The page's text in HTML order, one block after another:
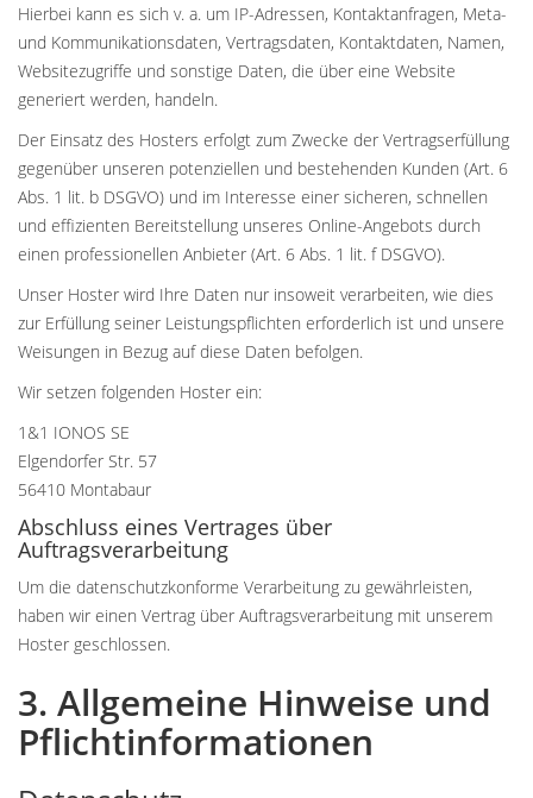
Hierbei kann es sich v. a. um IP-Adressen, Kontaktanfragen, Meta-
und Kommunikationsdaten, Vertragsdaten, Kontaktdaten, Namen,
Websitezugriffe und sonstige Daten, die über eine Website
generiert werden, handeln.
Der Einsatz des Hosters erfolgt zum Zwecke der Vertragserfüllung
gegenüber unseren potenziellen und bestehenden Kunden (Art. 6
Abs. 1 lit. b DSGVO) und im Interesse einer sicheren, schnellen
und effizienten Bereitstellung unseres Online-Angebots durch
einen professionellen Anbieter (Art. 6 Abs. 1 lit. f DSGVO).
Unser Hoster wird Ihre Daten nur insoweit verarbeiten, wie dies
zur Erfüllung seiner Leistungspflichten erforderlich ist und unsere
Weisungen in Bezug auf diese Daten befolgen.
Wir setzen folgenden Hoster ein:
1&1 IONOS SE
Elgendorfer Str. 57
56410 Montabaur
Abschluss eines Vertrages über
Auftragsverarbeitung
Um die datenschutzkonforme Verarbeitung zu gewährleisten,
haben wir einen Vertrag über Auftragsverarbeitung mit unserem
Hoster geschlossen.
3. Allgemeine Hinweise und
Pflicht­informationen